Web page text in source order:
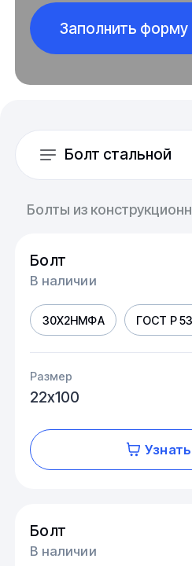
Заполнить форму
Болт стальной
Болты из
Болт
В наличии
30Х2НМФА ГОСТ Р
Размер
22х100
Болт
В наличии